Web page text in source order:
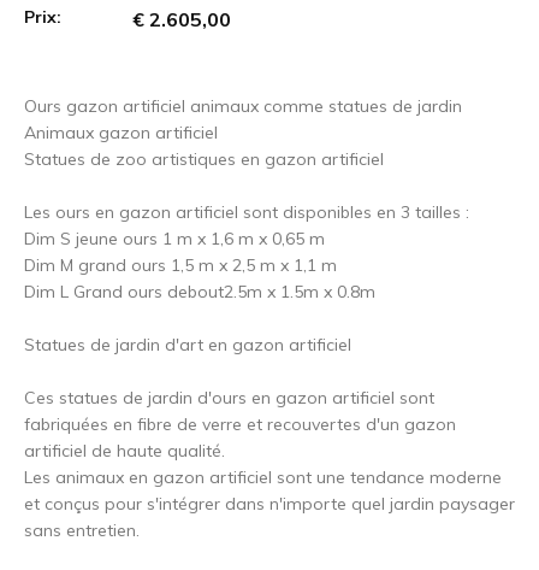
Prix:
€ 2.605,00
Ours gazon artificiel animaux comme statues de jardin
Animaux gazon artificiel
Statues de zoo artistiques en gazon artificiel
Les ours en gazon artificiel sont disponibles en 3 tailles :
Dim S jeune ours 1 m x 1,6 m x 0,65 m
Dim M grand ours 1,5 m x 2,5 m x 1,1 m
Dim L Grand ours debout2.5m x 1.5m x 0.8m
Statues de jardin d'art en gazon artificiel
Ces statues de jardin d'ours en gazon artificiel sont
fabriquées en fibre de verre et recouvertes d'un gazon
artificiel de haute qualité.
Les animaux en gazon artificiel sont une tendance moderne
et conçus pour s'intégrer dans n'importe quel jardin paysager
sans entretien.